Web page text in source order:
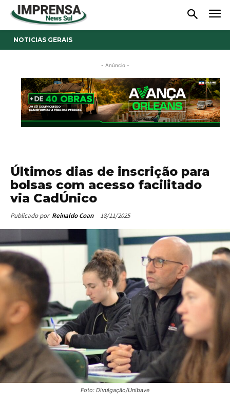
NOTICIAS GERAIS
- Anúncio -
Últimos dias de inscrição para
bolsas com acesso facilitado
via CadÚnico
Publicado por Reinaldo Coan 18/11/2025
Foto: Divulgação/Unibave